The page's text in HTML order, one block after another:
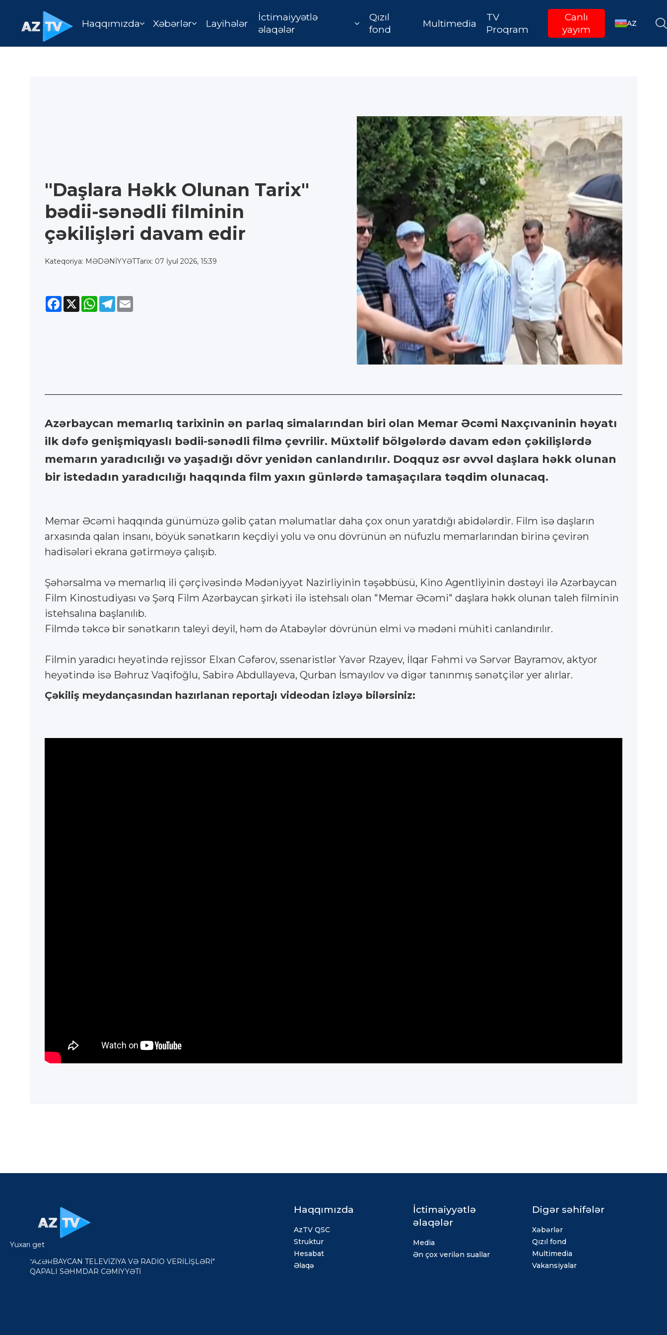
Haqqımızda Xəbərlər Layihələr
İctimaiyyətlə
əlaqələr
Qızıl
fond
Multimedia
TV
Proqram
Canlı
yayım
AZ
"Daşlara Həkk Olunan Tarix"
bədii-sənədli filminin
çəkilişləri davam edir
Kateqoriya: MƏDƏNİYYƏTTarix: 07 İyul 2026, 15:39
Facebook
X WhatsApp
Telegram
Azərbaycan memarlıq tarixinin ən parlaq simalarından biri olan Memar Əcəmi Naxçıvaninin həyatı
ilk dəfə genişmiqyaslı bədii-sənədli filmə çevrilir. Müxtəlif bölgələrdə davam edən çəkilişlərdə
memarın yaradıcılığı və yaşadığı dövr yenidən canlandırılır. Doqquz əsr əvvəl daşlara həkk olunan
bir istedadın yaradıcılığı haqqında film yaxın günlərdə tamaşaçılara təqdim olunacaq.
Memar Əcəmi haqqında günümüzə gəlib çatan məlumatlar daha çox onun yaratdığı abidələrdir. Film isə daşların
arxasında qalan insanı, böyük sənətkarın keçdiyi yolu və onu dövrünün ən nüfuzlu memarlarından birinə çevirən
hadisələri ekrana gətirməyə çalışıb.
Şəhərsalma və memarlıq ili çərçivəsində Mədəniyyət Nazirliyinin təşəbbüsü, Kino Agentliyinin dəstəyi ilə Azərbaycan
Film Kinostudiyası və Şərq Film Azərbaycan şirkəti ilə istehsalı olan "Memar Əcəmi" daşlara həkk olunan taleh filminin
istehsalına başlanılıb.
Filmdə təkcə bir sənətkarın taleyi deyil, həm də Atabəylər dövrünün elmi və mədəni mühiti canlandırılır.
Filmin yaradıcı heyətində rejissor Elxan Cəfərov, ssenaristlər Yavər Rzayev, İlqar Fəhmi və Sərvər Bayramov, aktyor
heyətində isə Bəhruz Vaqifoğlu, Sabirə Abdullayeva, Qurban İsmayılov və digər tanınmış sənətçilər yer alırlar.
Çəkiliş meydançasından hazırlanan reportajı videodan izləyə bilərsiniz:
"AZƏRBAYCAN TELEVİZİYA VƏ RADİO VERİLİŞLƏRİ"
QAPALI SƏHMDAR CƏMİYYƏTİ
Haqqımızda
AzTV QSC
Struktur
Hesabat
Əlaqə
İctimaiyyətlə
əlaqələr
Media
Ən çox verilən suallar
Digər səhifələr
Xəbərlər
Qızıl fond
Multimedia
Vakansiyalar
Yuxarı get